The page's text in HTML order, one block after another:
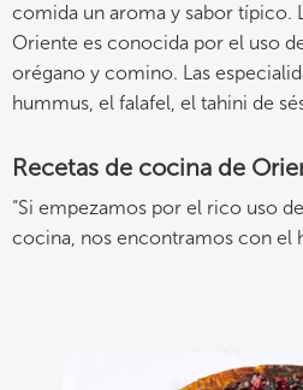
comida un aroma y sabor típico.
Oriente es conocida por el uso
orégano y comino. Las
hummus, el falafel, el tahini de
Recetas de cocina de
“Si empezamos por el rico uso
cocina, nos encontramos con el